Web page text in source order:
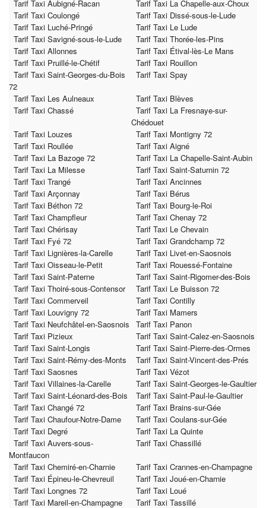
Tarif Taxi Aubigné-Racan
Tarif Taxi La Chapelle-aux-Choux
Tarif Taxi Coulongé
Tarif Taxi Dissé-sous-le-Lude
Tarif Taxi Luché-Pringé
Tarif Taxi Le Lude
Tarif Taxi Savigné-sous-le-Lude
Tarif Taxi Thorée-les-Pins
Tarif Taxi Allonnes
Tarif Taxi Étival-lès-Le Mans
Tarif Taxi Pruillé-le-Chétif
Tarif Taxi Rouillon
Tarif Taxi Saint-Georges-du-Bois
72
Tarif Taxi Spay
Tarif Taxi Les Aulneaux
Tarif Taxi Blèves
Tarif Taxi Chassé
Tarif Taxi La Fresnaye-sur-
Chédouet
Tarif Taxi Louzes
Tarif Taxi Montigny 72
Tarif Taxi Roullée
Tarif Taxi Aigné
Tarif Taxi La Bazoge 72
Tarif Taxi La Chapelle-Saint-Aubin
Tarif Taxi La Milesse
Tarif Taxi Saint-Saturnin 72
Tarif Taxi Trangé
Tarif Taxi Ancinnes
Tarif Taxi Arçonnay
Tarif Taxi Bérus
Tarif Taxi Béthon 72
Tarif Taxi Bourg-le-Roi
Tarif Taxi Champfleur
Tarif Taxi Chenay 72
Tarif Taxi Chérisay
Tarif Taxi Le Chevain
Tarif Taxi Fyé 72
Tarif Taxi Grandchamp 72
Tarif Taxi Lignières-la-Carelle
Tarif Taxi Livet-en-Saosnois
Tarif Taxi Oisseau-le-Petit
Tarif Taxi Rouessé-Fontaine
Tarif Taxi Saint-Paterne
Tarif Taxi Saint-Rigomer-des-Bois
Tarif Taxi Thoiré-sous-Contensor
Tarif Taxi Le Buisson 72
Tarif Taxi Commerveil
Tarif Taxi Contilly
Tarif Taxi Louvigny 72
Tarif Taxi Mamers
Tarif Taxi Neufchâtel-en-Saosnois
Tarif Taxi Panon
Tarif Taxi Pizieux
Tarif Taxi Saint-Calez-en-Saosnois
Tarif Taxi Saint-Longis
Tarif Taxi Saint-Pierre-des-Ormes
Tarif Taxi Saint-Rémy-des-Monts
Tarif Taxi Saint-Vincent-des-Prés
Tarif Taxi Saosnes
Tarif Taxi Vézot
Tarif Taxi Villaines-la-Carelle
Tarif Taxi Saint-Georges-le-Gaultier
Tarif Taxi Saint-Léonard-des-Bois
Tarif Taxi Saint-Paul-le-Gaultier
Tarif Taxi Changé 72
Tarif Taxi Brains-sur-Gée
Tarif Taxi Chaufour-Notre-Dame
Tarif Taxi Coulans-sur-Gée
Tarif Taxi Degré
Tarif Taxi La Quinte
Tarif Taxi Auvers-sous-
Montfaucon
Tarif Taxi Chassillé
Tarif Taxi Chemiré-en-Charnie
Tarif Taxi Crannes-en-Champagne
Tarif Taxi Épineu-le-Chevreuil
Tarif Taxi Joué-en-Charnie
Tarif Taxi Longnes 72
Tarif Taxi Loué
Tarif Taxi Mareil-en-Champagne
Tarif Taxi Tassillé